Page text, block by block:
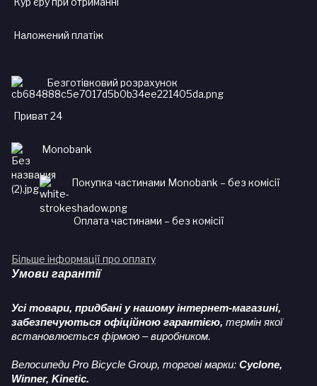
Наложений платіж
Безготівковий розрахунок
Приват 24
Monobank
Покупка частинами Monobank – без комісії
Оплата частинами – без комісії
Більше інформації про оплату
Умови гарантії
Усі товари, придбані у нашому інтернет-магазині,
забезпечуються офіційною гарантією, термін якої
встановлюється фірмою – виробником.
Велосипеди Pro Bicycle Group, торгові марки: Cyclone,
Winner, Kinetic.